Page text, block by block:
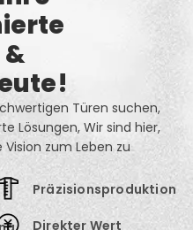
Türen suchen,
Lösungen, Wir sind hier,
zum Leben zu
Präzisionsproduktion